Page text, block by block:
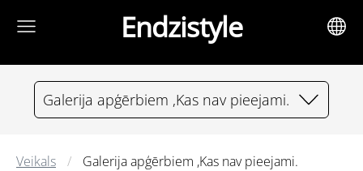
Endzistyle
Galerija apģērbiem ,Kas nav pieejami.
Veikals
Galerija apģērbiem ,Kas nav pieejami.